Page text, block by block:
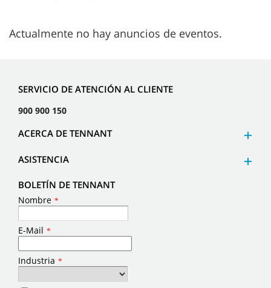
Actualmente no hay anuncios de eventos.
SERVICIO DE ATENCIÓN AL CLIENTE
900 900 150
ACERCA DE TENNANT
ASISTENCIA
BOLETÍN DE TENNANT